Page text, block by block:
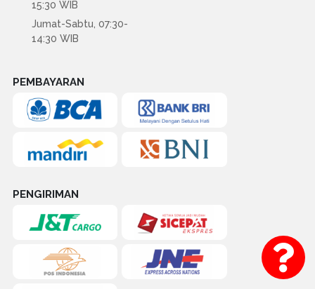
15:30 WIB
Jumat-Sabtu, 07:30-
14:30 WIB
PEMBAYARAN
PENGIRIMAN